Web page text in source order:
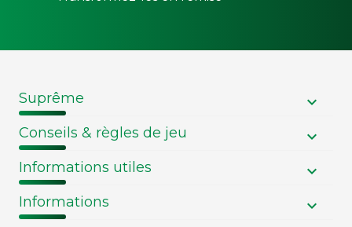
Suprême
Conseils & règles de jeu
Informations utiles
Informations